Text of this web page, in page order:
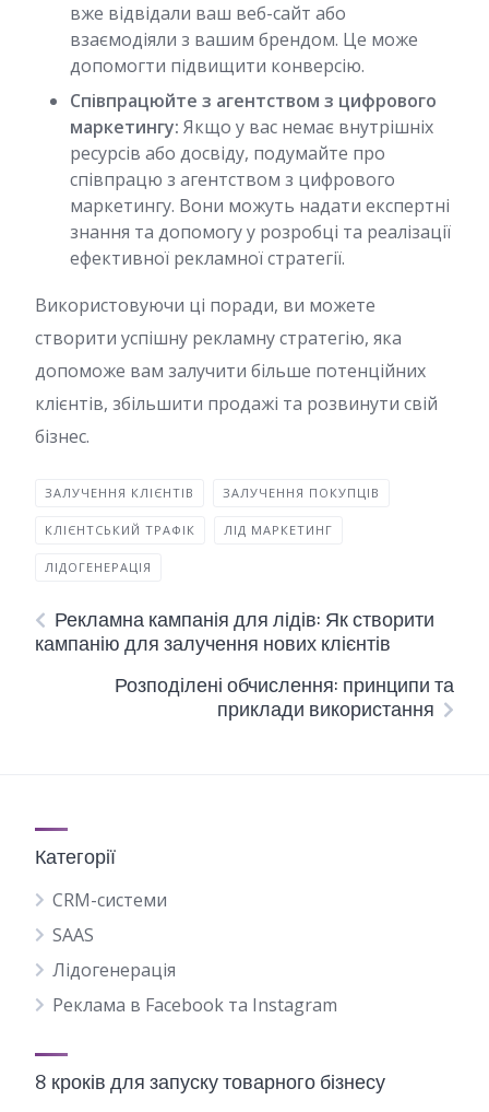
вже відвідали ваш веб-сайт або
взаємодіяли з вашим брендом. Це може
допомогти підвищити конверсію.
Співпрацюйте з агентством з цифрового
маркетингу: Якщо у вас немає внутрішніх
ресурсів або досвіду, подумайте про
співпрацю з агентством з цифрового
маркетингу. Вони можуть надати експертні
знання та допомогу у розробці та реалізації
ефективної рекламної стратегії.
Використовуючи ці поради, ви можете
створити успішну рекламну стратегію, яка
допоможе вам залучити більше потенційних
клієнтів, збільшити продажі та розвинути свій
бізнес.
ЗАЛУЧЕННЯ КЛІЄНТІВ ЗАЛУЧЕННЯ ПОКУПЦІВ
КЛІЄНТСЬКИЙ ТРАФІК ЛІД МАРКЕТИНГ
ЛІДОГЕНЕРАЦІЯ
Рекламна кампанія для лідів: Як створити
кампанію для залучення нових клієнтів
Розподілені обчислення: принципи та
приклади використання
Категорії
CRM-системи
SAAS
Лідогенерація
Реклама в Facebook та Instagram
8 кроків для запуску товарного бізнесу